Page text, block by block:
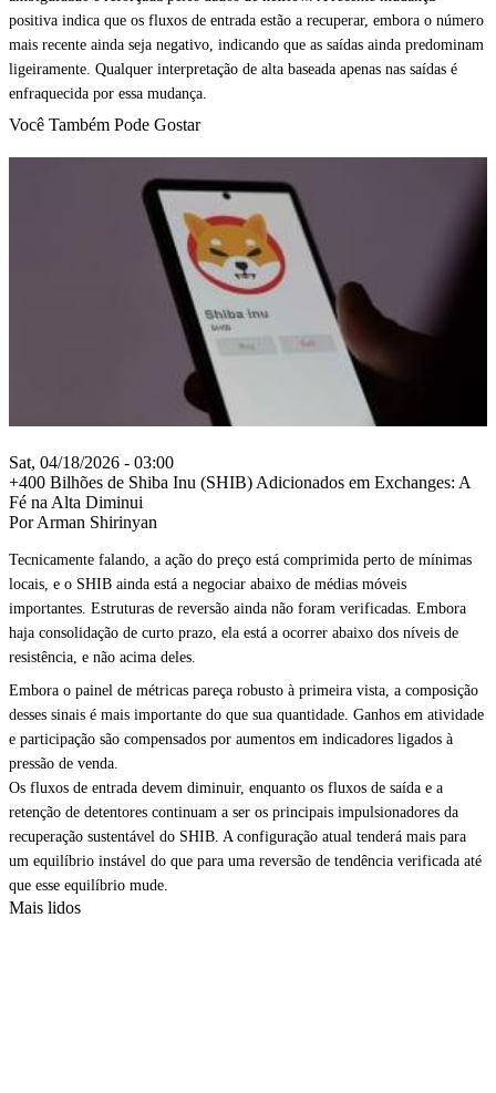
positiva indica que os fluxos de entrada estão a recuperar, embora o número
mais recente ainda seja negativo, indicando que as saídas ainda predominam
ligeiramente. Qualquer interpretação de alta baseada apenas nas saídas é
enfraquecida por essa mudança.
Você Também Pode Gostar
Sat, 04/18/2026 - 03:00
+400 Bilhões de Shiba Inu (SHIB) Adicionados em Exchanges: A
Fé na Alta Diminui
Por Arman Shirinyan
Tecnicamente falando, a ação do preço está comprimida perto de mínimas
locais, e o SHIB ainda está a negociar abaixo de médias móveis
importantes. Estruturas de reversão ainda não foram verificadas. Embora
haja consolidação de curto prazo, ela está a ocorrer abaixo dos níveis de
resistência, e não acima deles.
Embora o painel de métricas pareça robusto à primeira vista, a composição
desses sinais é mais importante do que sua quantidade. Ganhos em atividade
e participação são compensados por aumentos em indicadores ligados à
pressão de venda.
Os fluxos de entrada devem diminuir, enquanto os fluxos de saída e a
retenção de detentores continuam a ser os principais impulsionadores da
recuperação sustentável do SHIB. A configuração atual tenderá mais para
um equilíbrio instável do que para uma reversão de tendência verificada até
que esse equilíbrio mude.
Mais lidos